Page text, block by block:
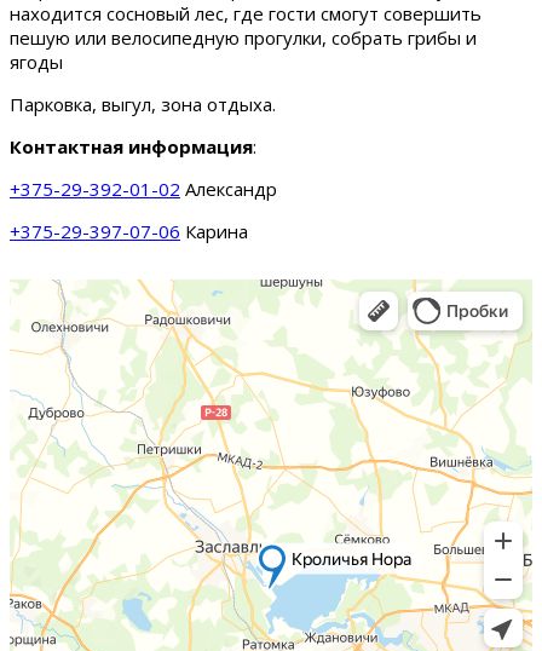
находится сосновый лес, где гости смогут совершить
пешую или велосипедную прогулки, собрать грибы и
ягоды
Парковка, выгул, зона отдыха.
Контактная информация:
+375-29-392-01-02 Александр
+375-29-397-07-06 Карина